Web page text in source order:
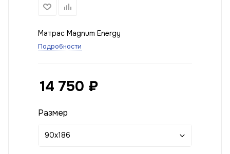
Матрас Magnum Energy
Подробности
14 750 ₽
Размер
90x186